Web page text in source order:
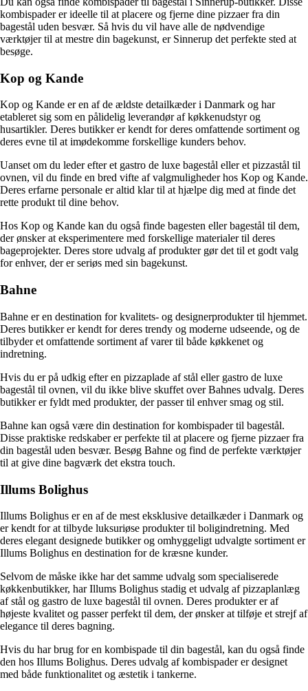
kombispader er ideelle til at placere og fjerne dine pizzaer fra din
bagestål uden besvær. Så hvis du vil have alle de nødvendige
værktøjer til at mestre din bagekunst, er Sinnerup det perfekte sted at
besøge.
Kop og Kande
Kop og Kande er en af de ældste detailkæder i Danmark og har
etableret sig som en pålidelig leverandør af køkkenudstyr og
husartikler. Deres butikker er kendt for deres omfattende sortiment og
deres evne til at imødekomme forskellige kunders behov.
Uanset om du leder efter et gastro de luxe bagestål eller et pizzastål til
ovnen, vil du finde en bred vifte af valgmuligheder hos Kop og Kande.
Deres erfarne personale er altid klar til at hjælpe dig med at finde det
rette produkt til dine behov.
Hos Kop og Kande kan du også finde bagesten eller bagestål til dem,
der ønsker at eksperimentere med forskellige materialer til deres
bageprojekter. Deres store udvalg af produkter gør det til et godt valg
for enhver, der er seriøs med sin bagekunst.
Bahne
Bahne er en destination for kvalitets- og designerprodukter til hjemmet.
Deres butikker er kendt for deres trendy og moderne udseende, og de
tilbyder et omfattende sortiment af varer til både køkkenet og
indretning.
Hvis du er på udkig efter en pizzaplade af stål eller gastro de luxe
bagestål til ovnen, vil du ikke blive skuffet over Bahnes udvalg. Deres
butikker er fyldt med produkter, der passer til enhver smag og stil.
Bahne kan også være din destination for kombispader til bagestål.
Disse praktiske redskaber er perfekte til at placere og fjerne pizzaer fra
din bagestål uden besvær. Besøg Bahne og find de perfekte værktøjer
til at give dine bagværk det ekstra touch.
Illums Bolighus
Illums Bolighus er en af de mest eksklusive detailkæder i Danmark og
er kendt for at tilbyde luksuriøse produkter til boligindretning. Med
deres elegant designede butikker og omhyggeligt udvalgte sortiment er
Illums Bolighus en destination for de kræsne kunder.
Selvom de måske ikke har det samme udvalg som specialiserede
køkkenbutikker, har Illums Bolighus stadig et udvalg af pizzaplanlæg
af stål og gastro de luxe bagestål til ovnen. Deres produkter er af
højeste kvalitet og passer perfekt til dem, der ønsker at tilføje et strejf af
elegance til deres bagning.
Hvis du har brug for en kombispade til din bagestål, kan du også finde
den hos Illums Bolighus. Deres udvalg af kombispader er designet
med både funktionalitet og æstetik i tankerne.